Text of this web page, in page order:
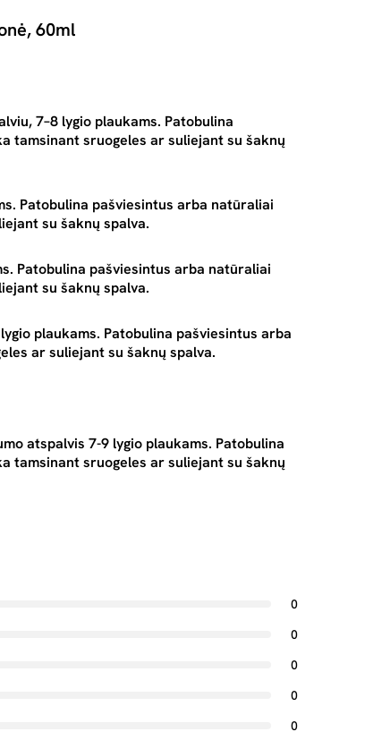
60ml
7–8 lygio plaukams. Patobulina
tamsinant sruogeles ar suliejant su šaknų
Patobulina pašviesintus arba natūraliai
su šaknų spalva.
Patobulina pašviesintus arba natūraliai
su šaknų spalva.
plaukams. Patobulina pašviesintus arba
ar suliejant su šaknų spalva.
atspalvis 7-9 lygio plaukams. Patobulina
tamsinant sruogeles ar suliejant su šaknų
0
0
0
0
0